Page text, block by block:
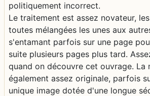
politiquement incorrect.
Le traitement est assez novateur,
toutes mélangées les unes aux
s'entamant parfois sur une page
suite plusieurs pages plus tard.
quand on découvre cet ouvrage. La
également assez originale, parfois
unique image dotée d'une longue